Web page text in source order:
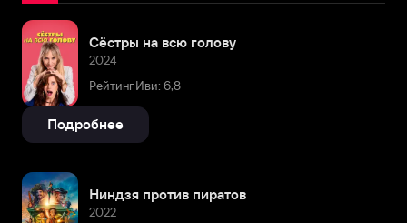
Сёстры на всю голову
2024
Рейтинг Иви: 6,8
Подробнее
Ниндзя против пиратов
2022